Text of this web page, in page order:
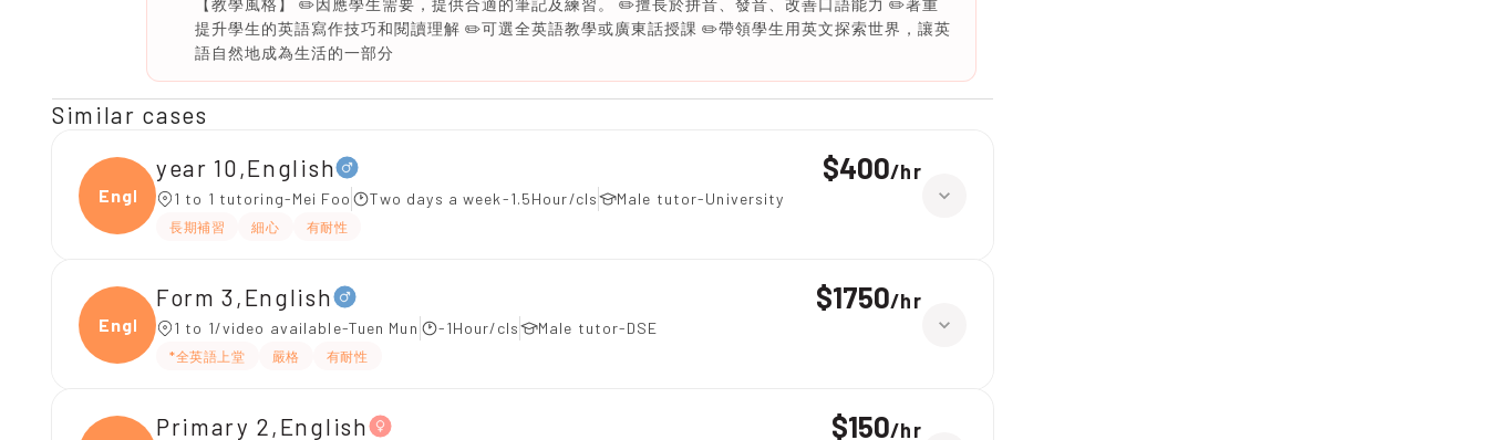
【教學風格】 ✏️因應學生需要，提供合適的筆記及練習。 ✏️擅長於拼音、發音、改善口語能力 ✏️著重
提升學生的英語寫作技巧和閱讀理解 ✏️可選全英語教學或廣東話授課 ✏️帶領學生用英文探索世界，讓英
語自然地成為生活的一部分
Similar cases
Engli
year 10,English
1 to 1 tutoring-Mei Foo Two days a week-1.5Hour/cls Male tutor-University
長期補習 細心 有耐性
$400/hr
Engli
Form 3,English
1 to 1/video available-Tuen Mun -1Hour/cls Male tutor-DSE
*全英語上堂 嚴格 有耐性
$1750/hr
Primary 2,English $150/hr